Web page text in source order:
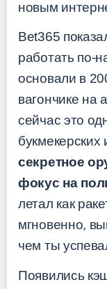
новым
Bet365
работать по-
основали в
вагончике на
сейчас это
секретное
фокус на
летал как
мгновенно,
чем ты
Появились